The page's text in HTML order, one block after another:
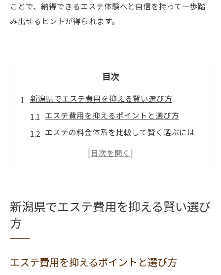
ことで、納得できるエステ体験へと自信を持って一歩踏
み出せるヒントが得られます。
目次
新潟県でエステ費用を抑える賢い選び方
エステ費用を抑えるポイントと選び方
エステの料金体系を比較して賢く選ぶには
初回体験を活用した費用節約術のコツ
エステ通いの頻度と費用対効果を検証
月に何回通うと成果が出るのかを解説
新潟県でエステ費用を抑える賢い選び
方
エステ費用を抑えるポイントと選び方